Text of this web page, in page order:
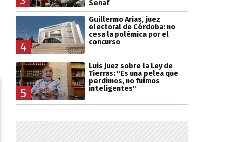
Senaf
4
Guillermo Arias, juez
electoral de Córdoba: no
cesa la polémica por el
concurso
5
Luis Juez sobre la Ley de
Tierras: "Es una pelea que
perdimos, no fuimos
inteligentes"